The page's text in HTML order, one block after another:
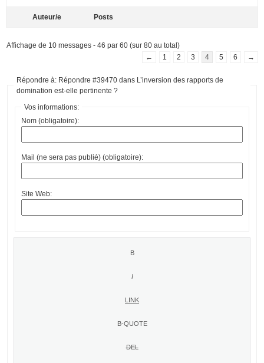
Auteur/e Posts
Affichage de 10 messages - 46 par 60 (sur 80 au total)
←
1 2 3 4 5 6 →
Répondre à: Répondre #39470 dans L’inversion des rapports de
domination est-elle pertinente ?
Vos informations:
Nom (obligatoire):
Mail (ne sera pas publié) (obligatoire):
Site Web: